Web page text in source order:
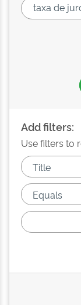
Add filters:
Use filters to